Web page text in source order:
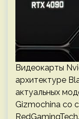
Видеокарты
архитектуре
актуальных
Gizmochina со